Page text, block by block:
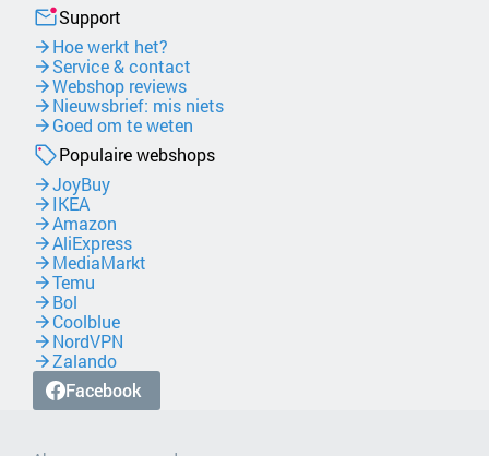
Support
Hoe werkt het?
Service & contact
Webshop reviews
Nieuwsbrief: mis niets
Goed om te weten
Populaire webshops
JoyBuy
IKEA
Amazon
AliExpress
MediaMarkt
Temu
Bol
Coolblue
NordVPN
Zalando
Facebook